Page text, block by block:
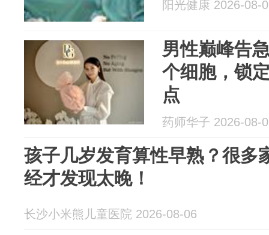
阳光健康 2026-08-
男性巅峰告
个细胞，锁
点
药师华子 2026-08-
孩子几岁发育算性早熟？很多
经才发现太晚！
长沙小米熊儿童医院 2026-08-06